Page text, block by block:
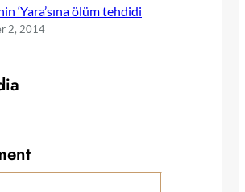
‘Yara’sına ölüm tehdidi
2, 2014